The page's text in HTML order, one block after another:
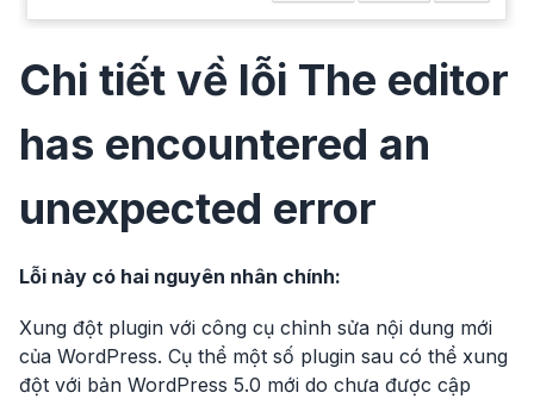
Chi tiết về lỗi The editor
has encountered an
unexpected error
Lỗi này có hai nguyên nhân chính:
Xung đột plugin với công cụ chỉnh sửa nội dung mới
của WordPress. Cụ thể một số plugin sau có thể xung
đột với bản WordPress 5.0 mới do chưa được cập